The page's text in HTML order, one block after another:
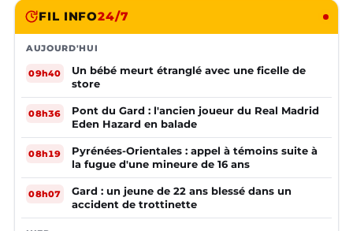
FIL INFO24/7
AUJOURD'HUI
09h40
Un bébé meurt étranglé avec une ficelle de
store
08h36
Pont du Gard : l'ancien joueur du Real Madrid
Eden Hazard en balade
08h19
Pyrénées-Orientales : appel à témoins suite à
la fugue d'une mineure de 16 ans
08h07
Gard : un jeune de 22 ans blessé dans un
accident de trottinette